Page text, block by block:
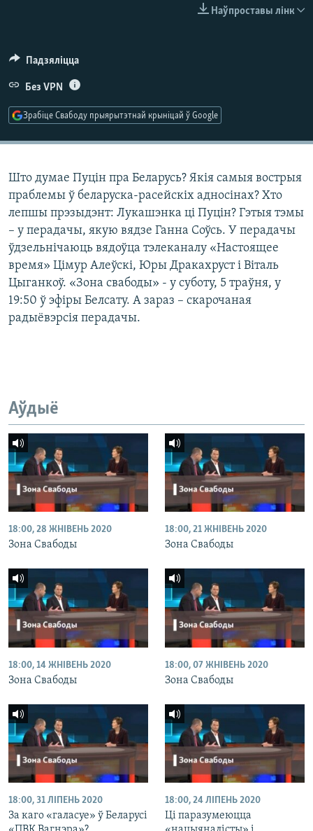
Наўпроставы лінк
Падзяліцца
Без VPN
Зрабіце Свабоду прыярытэтнай крыніцай ў Google
Што думае Пуцін пра Беларусь? Якія самыя вострыя
праблемы ў беларуска-расейскіх адносінах? Хто
лепшы прэзыдэнт: Лукашэнка ці Пуцін? Гэтыя тэмы
– у перадачы, якую вядзе Ганна Соўсь. У перадачы
ўдзельнічаюць вядоўца тэлеканалу «Настоящее
время» Цімур Алеўскі, Юры Дракахруст і Віталь
Цыганкоў. «Зона свабоды» - у суботу, 5 траўня, у
19:50 ў эфіры Белсату. А зараз – скарочаная
радыёвэрсія перадачы.
Аўдыё
18:00, 28 ЖНІВЕНЬ 2020
Зона Свабоды
18:00, 21 ЖНІВЕНЬ 2020
Зона Свабоды
18:00, 14 ЖНІВЕНЬ 2020
Зона Свабоды
18:00, 07 ЖНІВЕНЬ 2020
Зона Свабоды
18:00, 31 ЛІПЕНЬ 2020
За каго «галасуе» ў Беларусі
18:00, 24 ЛІПЕНЬ 2020
Ці паразумеюцца